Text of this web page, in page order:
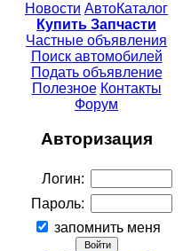
Новости АвтоКаталог
Купить Запчасти
Частные объявления
Поиск автомобилей
Подать объявление
Полезное Контакты
Форум
Авторизация
Логин:
Пароль:
запомнить меня